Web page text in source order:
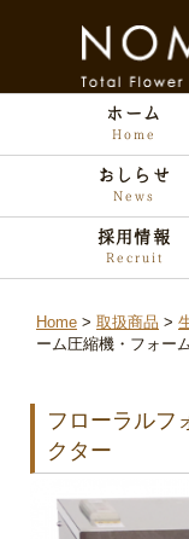
ホーム
Home
おしらせ
News
採用情報
Recruit
Home 取扱商品
ーム圧縮機・フォー
フローラルフ
クター